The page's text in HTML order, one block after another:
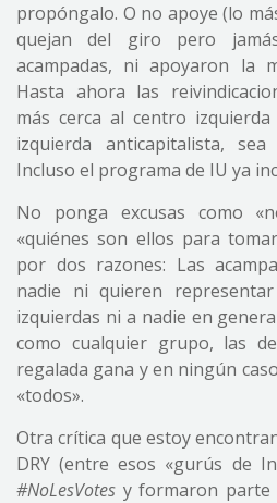
propóngalo. O no apoye (lo
quejan del giro pero
acampadas, ni apoyaron la
Hasta ahora las
más cerca al centro
izquierda anticapitalista,
Incluso el programa de IU ya
No ponga excusas como
«quiénes son ellos para
por dos razones: Las
nadie ni quieren
izquierdas ni a nadie en
como cualquier grupo, las
regalada gana y en ningún
«todos».
Otra crítica que estoy
DRY (entre esos «gurús de
#NoLesVotes y formaron parte